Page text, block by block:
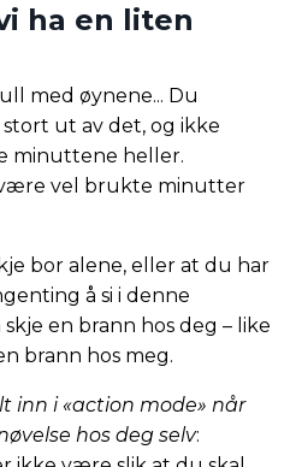
ha en liten
med øynene... Du
ut av det, og ikke
minuttene heller.
vel brukte minutter
bor alene, eller at du har
å si i denne
en brann hos deg – like
brann hos meg.
inn i «action mode» når
hos deg selv: